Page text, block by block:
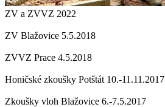
ZV a ZVVZ 2022
ZV Blažovice 5.5.2018
ZVVZ Prace 4.5.2018
Honičské zkoušky Potštát 10.-11.11.2017
Zkoušky vloh Blažovice 6.-7.5.2017